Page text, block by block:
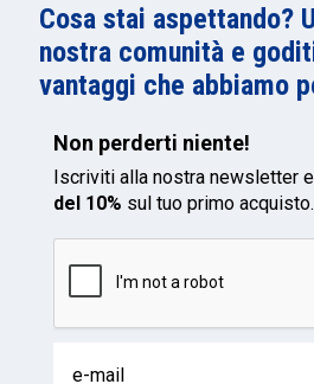
Cosa stai aspettando?
nostra comunità e
vantaggi che abbiamo
Non perderti niente!
Iscriviti alla nostra newsletter
del 10% sul tuo primo acquisto.